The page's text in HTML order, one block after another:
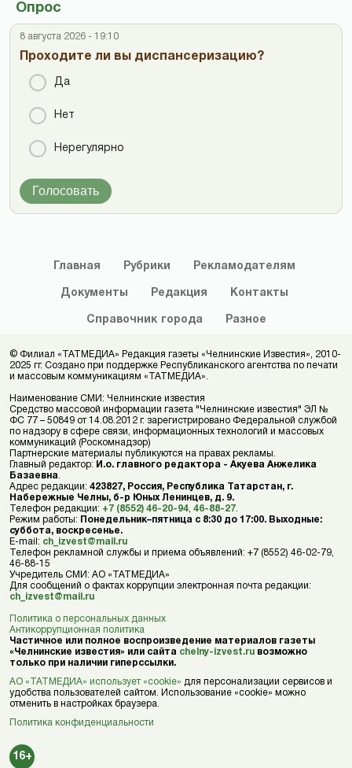
Опрос
8 августа 2026 - 19:10
Проходите ли вы диспансеризацию?
Да
Нет
Нерегулярно
Голосовать
Главная Рубрики Рекламодателям
Документы Редакция Контакты
Справочник города Разное
© Филиал «ТАТМЕДИА» Редакция газеты «Челнинские Известия», 2010-
2025 гг. Создано при поддержке Республиканского агентства по печати
и массовым коммуникациям «ТАТМЕДИА».
Наименование СМИ: Челнинские известия
Средство массовой информации газета "Челнинские известия" ЭЛ №
ФС 77 – 50849 от 14.08.2012 г. зарегистрировано Федеральной службой
по надзору в сфере связи, информационных технологий и массовых
коммуникаций (Роскомнадзор)
Партнерские материалы публикуются на правах рекламы.
Главный редактор: И.о. главного редактора - Акуева Анжелика
Базаевна
Адрес редакции: 423827, Россия, Республика Татарстан, г.
Набережные Челны, б-р Юных Ленинцев, д. 9.
Телефон редакции: +7 (8552) 46-20-94 46-88-27
Режим работы: Понедельник–пятница с 8:30 до 17:00. Выходные:
суббота, воскресенье.
E-mail: ch_izvest@mail.ru
Телефон рекламной службы и приема объявлений: +7 (8552) 46-02-79,
46-88-15
Учредитель СМИ: АО «ТАТМЕДИА»
Для сообщений о фактах коррупции электронная почта редакции:
ch_izvest@mail.ru
Политика о персональных данных
Антикоррупционная политика
Частичное или полное воспроизведение материалов газеты
«Челнинские известия» или сайта chelny-izvest.ru возможно
только при наличии гиперссылки.
АО «ТАТМЕДИА» использует «cookie» для персонализации сервисов и
удобства пользователей сайтом. Использование «cookie» можно
отменить в настройках браузера.
Политика конфиденциальности
16+